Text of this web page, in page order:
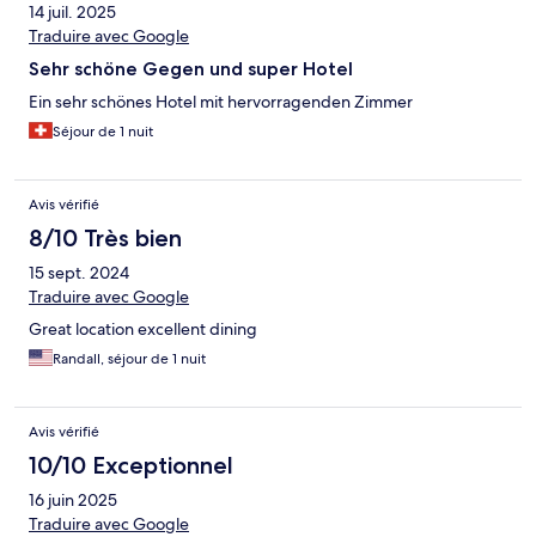
14 juil. 2025
Traduire avec Google
Sehr schöne Gegen und super Hotel
Ein sehr schönes Hotel mit hervorragenden Zimmer
Séjour de 1 nuit
Avis vérifié
8/10 Très bien
15 sept. 2024
Traduire avec Google
Great location excellent dining
Randall, séjour de 1 nuit
Avis vérifié
10/10 Exceptionnel
16 juin 2025
Traduire avec Google